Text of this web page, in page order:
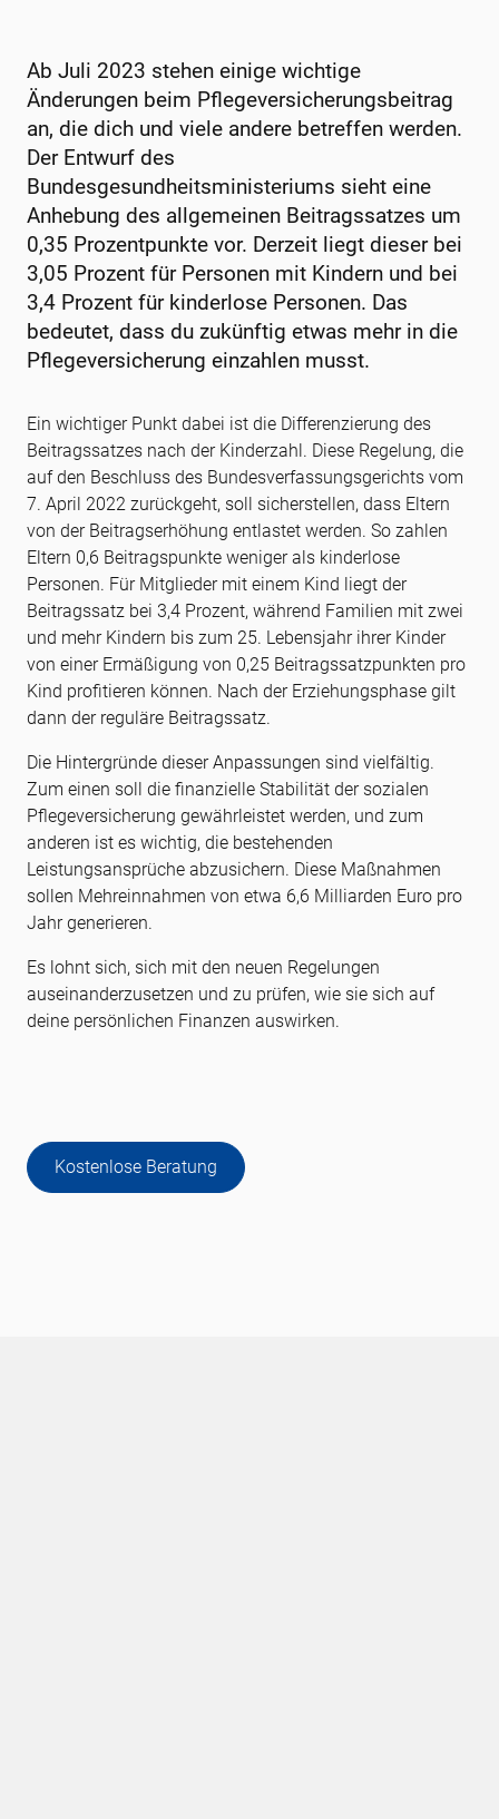
Ab Juli 2023 stehen einige wichtige
Änderungen beim Pflegeversicherungsbeitrag
an, die dich und viele andere betreffen werden.
Der Entwurf des
Bundesgesundheitsministeriums sieht eine
Anhebung des allgemeinen Beitragssatzes um
0,35 Prozentpunkte vor. Derzeit liegt dieser bei
3,05 Prozent für Personen mit Kindern und bei
3,4 Prozent für kinderlose Personen. Das
bedeutet, dass du zukünftig etwas mehr in die
Pflegeversicherung einzahlen musst.
Ein wichtiger Punkt dabei ist die Differenzierung des
Beitragssatzes nach der Kinderzahl. Diese Regelung, die
auf den Beschluss des Bundesverfassungsgerichts vom
7. April 2022 zurückgeht, soll sicherstellen, dass Eltern
von der Beitragserhöhung entlastet werden. So zahlen
Eltern 0,6 Beitragspunkte weniger als kinderlose
Personen. Für Mitglieder mit einem Kind liegt der
Beitragssatz bei 3,4 Prozent, während Familien mit zwei
und mehr Kindern bis zum 25. Lebensjahr ihrer Kinder
von einer Ermäßigung von 0,25 Beitragssatzpunkten pro
Kind profitieren können. Nach der Erziehungsphase gilt
dann der reguläre Beitragssatz.
Die Hintergründe dieser Anpassungen sind vielfältig.
Zum einen soll die finanzielle Stabilität der sozialen
Pflegeversicherung gewährleistet werden, und zum
anderen ist es wichtig, die bestehenden
Leistungsansprüche abzusichern. Diese Maßnahmen
sollen Mehreinnahmen von etwa 6,6 Milliarden Euro pro
Jahr generieren.
Es lohnt sich, sich mit den neuen Regelungen
auseinanderzusetzen und zu prüfen, wie sie sich auf
deine persönlichen Finanzen auswirken.
Kostenlose Beratung